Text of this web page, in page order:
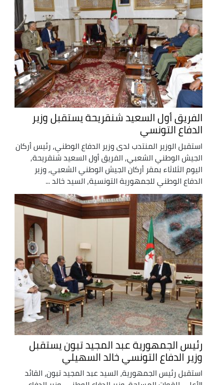
الفريق أول السعيد شنقريحة يستقبل وزير
الدفاع التونسي
استقبل الوزير المنتدب لدى وزير الدفاع الوطني, رئيس أركان
الجيش الوطني الشعبي, الفريق أول السعيد شنقريحة,
اليوم الثلاثاء بمقر أركان الجيش الوطني الشعبي, وزير
الدفاع الوطني للجمهورية التونسية, السيد خالد ...
رئيس الجمهورية عبد المجيد تبون يستقبل
وزير الدفاع التونسي خالد السهيلي
استقبل رئيس الجمهورية، السيد عبد المجيد تبون، القائد